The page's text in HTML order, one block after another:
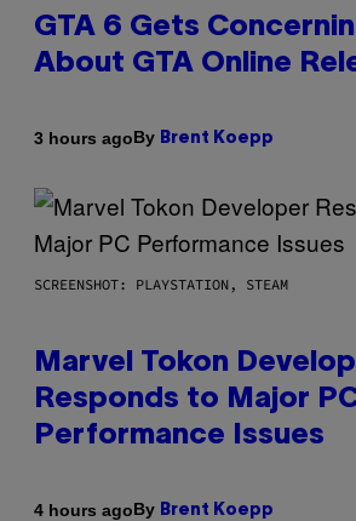
GTA 6 Gets
About GTA Online
3 hours agoBy Brent Koepp
SCREENSHOT: PLAYSTATION, STEAM
Marvel Tokon
Responds to Major
Performance Issues
4 hours agoBy Brent Koepp